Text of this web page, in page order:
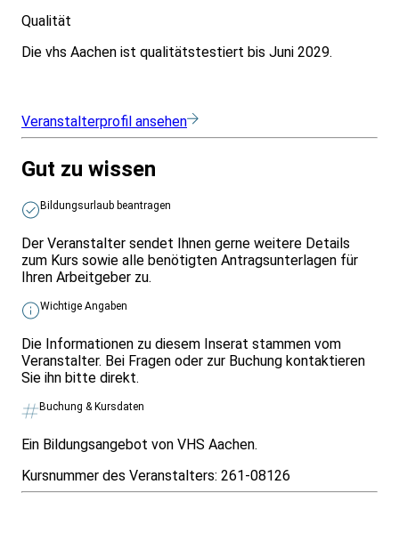
Qualität
Die vhs Aachen ist qualitätstestiert bis Juni 2029.
Veranstalterprofil ansehen
Gut zu wissen
Bildungsurlaub beantragen
Der Veranstalter sendet Ihnen gerne weitere Details
zum Kurs sowie alle benötigten Antragsunterlagen für
Ihren Arbeitgeber zu.
Wichtige Angaben
Die Informationen zu diesem Inserat stammen vom
Veranstalter. Bei Fragen oder zur Buchung kontaktieren
Sie ihn bitte direkt.
Buchung & Kursdaten
Ein Bildungsangebot von VHS Aachen.
Kursnummer des Veranstalters: 261-08126